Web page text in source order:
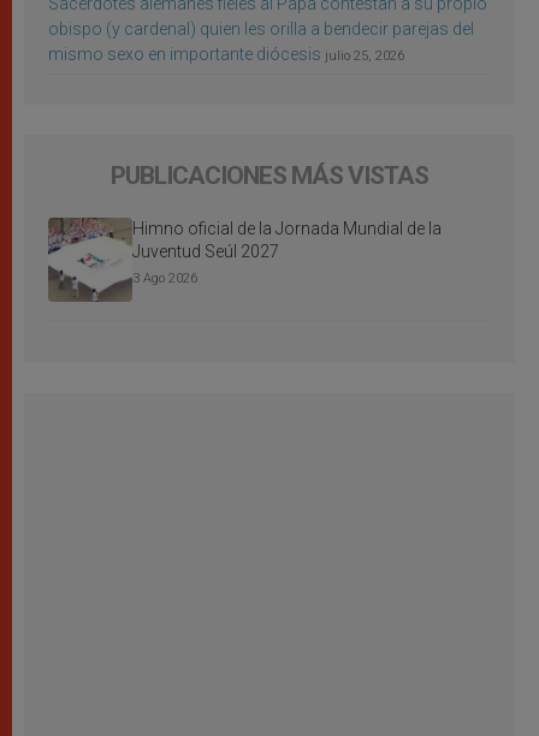
Sacerdotes alemanes fieles al Papa contestan a su propio
obispo (y cardenal) quien les orilla a bendecir parejas del
mismo sexo en importante diócesis julio 25, 2026
PUBLICACIONES MÁS VISTAS
Himno oficial de la Jornada Mundial de la
Juventud Seúl 2027
3 Ago 2026